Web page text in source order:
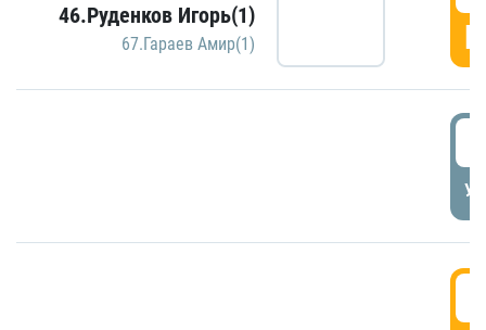
46.Руденков Игорь(1)
67.Гараев Амир(1)